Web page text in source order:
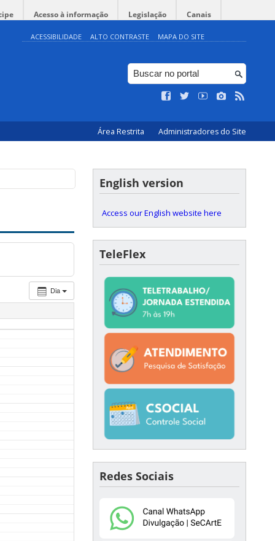
Acesso à informação Legislação Canais
ACESSIBILIDADE ALTO CONTRASTE MAPA DO SITE
Área Restrita Administradores do Site
Dia
English version
Access our English website here
TeleFlex
Redes Sociais